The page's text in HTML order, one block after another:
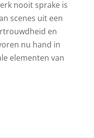
nooit sprake is
scenes uit een
en
nu hand in
elementen van